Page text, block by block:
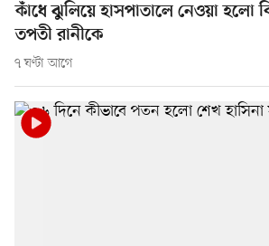
কাঁধে ঝুলিয়ে হাসপাতালে নেওয়া হলো
তপতী রানীকে
৭ ঘণ্টা আগে